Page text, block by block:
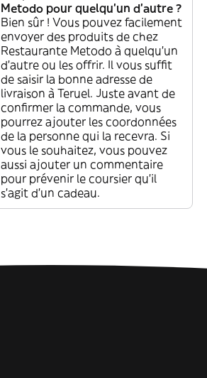
Metodo pour quelqu'un d'autre ?
Bien sûr ! Vous pouvez facilement
envoyer des produits de chez
Restaurante Metodo à quelqu'un
d'autre ou les offrir. Il vous suffit
de saisir la bonne adresse de
livraison à Teruel. Juste avant de
confirmer la commande, vous
pourrez ajouter les coordonnées
de la personne qui la recevra. Si
vous le souhaitez, vous pouvez
aussi ajouter un commentaire
pour prévenir le coursier qu'il
s'agit d'un cadeau.